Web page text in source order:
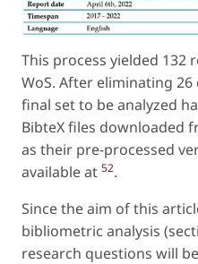
This process yielded 132
WoS. After eliminating
final set to be analyzed
BibteX files downloaded
as their pre-processed
available at 52.
Since the aim of this
bibliometric analysis
research questions will